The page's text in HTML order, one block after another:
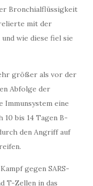
Bron­chialflüssigkeit
mit der
wie diese fiel sie
größer als vor der
Ab­folge der
Immunsystem eine
10 bis 14 Tagen B-
den Angriff auf
gegen SARS-
T-Zellen in das